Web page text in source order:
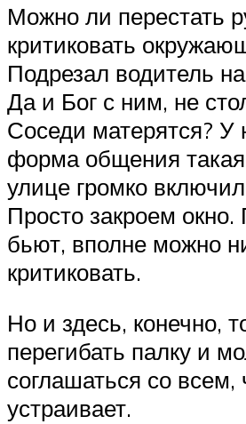
Можно ли перестать
критиковать
Подрезал водитель
Да и Бог с ним, не
Соседи матерятся? У
форма общения
улице громко
Просто закроем окно.
бьют, вполне можно
критиковать.
Но и здесь, конечно,
перегибать палку и
соглашаться со всем,
устраивает.